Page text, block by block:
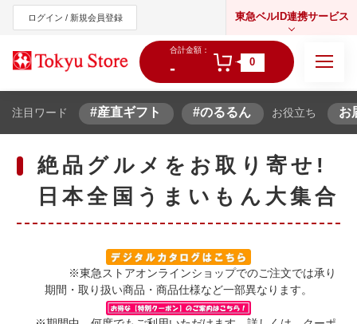
ログイン / 新規会員登録 東急ベルID連携サービス
東急オンラインショップ
合計金額：
- 0
注目ワード #産直ギフト #のるるん お役立ち お
絶品グルメをお取り寄せ!
日本全国うまいもん大集合
※東急ストアオンラインショップでのご注文では承り
期間・取り扱い商品・商品仕様など一部異なります。